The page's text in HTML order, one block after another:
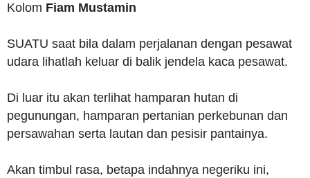
Kolom Fiam Mustamin
SUATU saat bila dalam perjalanan dengan pesawat
udara lihatlah keluar di balik jendela kaca pesawat.
Di luar itu akan terlihat hamparan hutan di
pegunungan, hamparan pertanian perkebunan dan
persawahan serta lautan dan pesisir pantainya.
Akan timbul rasa, betapa indahnya negeriku ini,